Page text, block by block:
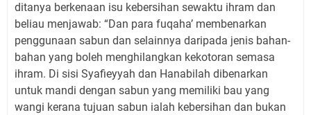
ditanya berkenaan isu kebersihan sewaktu ihram dan
beliau menjawab: “Dan para fuqaha’ membenarkan
penggunaan sabun dan selainnya daripada jenis bahan-
bahan yang boleh menghilangkan kekotoran semasa
ihram. Di sisi Syafieyyah dan Hanabilah dibenarkan
untuk mandi dengan sabun yang memiliki bau yang
wangi kerana tujuan sabun ialah kebersihan dan bukan